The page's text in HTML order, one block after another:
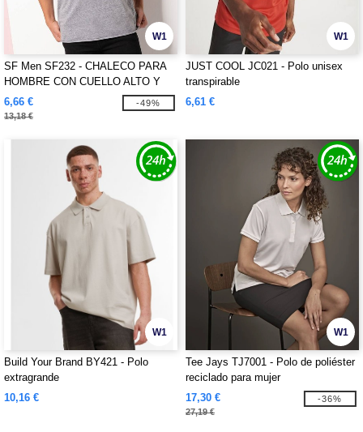
W1
SF Men SF232 - CHALECO PARA
HOMBRE CON CUELLO ALTO Y
SISAS ABIERTAS
6,66 €
13,18 €
-49%
W1
JUST COOL JC021 - Polo unisex
transpirable
6,61 €
W1
Build Your Brand BY421 - Polo
extragrande
10,16 €
W1
Tee Jays TJ7001 - Polo de poliéster
reciclado para mujer
17,30 €
27,19 €
-36%